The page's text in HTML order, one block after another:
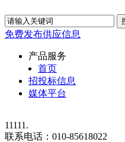
免费发布供应信息
产品服务
首页
招投标信息
媒体平台
11111.
联系电话： 010-85618022